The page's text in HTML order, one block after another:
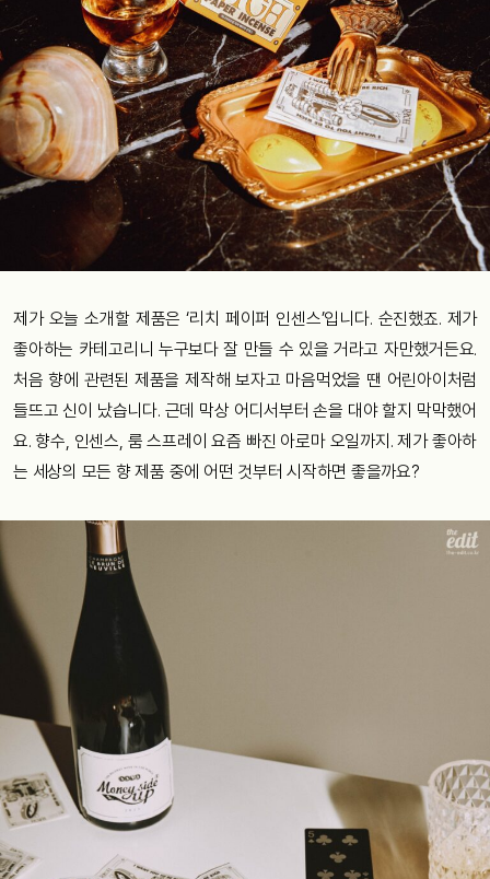
제가 오늘 소개할 제품은 ‘리치 페이퍼 인센스’입니다. 순진했죠. 제가
좋아하는 카테고리니 누구보다 잘 만들 수 있을 거라고 자만했거든요.
처음 향에 관련된 제품을 제작해 보자고 마음먹었을 땐 어린아이처럼
들뜨고 신이 났습니다. 근데 막상 어디서부터 손을 대야 할지 막막했어
요. 향수, 인센스, 룸 스프레이 요즘 빠진 아로마 오일까지. 제가 좋아하
는 세상의 모든 향 제품 중에 어떤 것부터 시작하면 좋을까요?